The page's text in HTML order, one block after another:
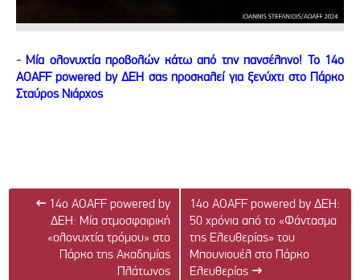
- Μία ολονυχτία προβολών κάτω από την πανσέληνο! Το 14ο
AOAFF powered by ΔΕΗ σας προσκαλεί για ξενύχτι στο Πάρκο
Σταύρος Νιάρχος
← 14ο AOAFF powered by
ΔΕΗ: Μία ατμοσφαιρική
«ολονυχτία τρόμου» στο
Πάρκο της Ακαδημίας
Πλάτωνος
14ο AOAFF powered by ΔΕΗ:
50 χρόνια από το «Φάντασμα
της Ελευθερίας» του
Μπουνιουέλ στο Πάρκο
Ελευθερίας →